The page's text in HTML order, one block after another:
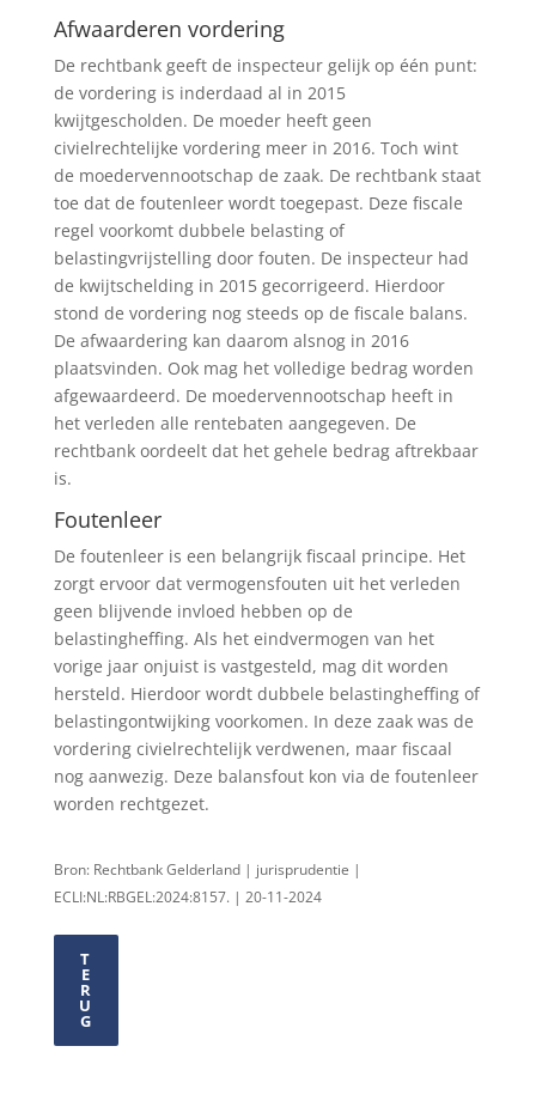
Afwaarderen vordering
De rechtbank geeft de inspecteur gelijk op één punt:
de vordering is inderdaad al in 2015
kwijtgescholden. De moeder heeft geen
civielrechtelijke vordering meer in 2016. Toch wint
de moedervennootschap de zaak. De rechtbank staat
toe dat de foutenleer wordt toegepast. Deze fiscale
regel voorkomt dubbele belasting of
belastingvrijstelling door fouten. De inspecteur had
de kwijtschelding in 2015 gecorrigeerd. Hierdoor
stond de vordering nog steeds op de fiscale balans.
De afwaardering kan daarom alsnog in 2016
plaatsvinden. Ook mag het volledige bedrag worden
afgewaardeerd. De moedervennootschap heeft in
het verleden alle rentebaten aangegeven. De
rechtbank oordeelt dat het gehele bedrag aftrekbaar
is.
Foutenleer
De foutenleer is een belangrijk fiscaal principe. Het
zorgt ervoor dat vermogensfouten uit het verleden
geen blijvende invloed hebben op de
belastingheffing. Als het eindvermogen van het
vorige jaar onjuist is vastgesteld, mag dit worden
hersteld. Hierdoor wordt dubbele belastingheffing of
belastingontwijking voorkomen. In deze zaak was de
vordering civielrechtelijk verdwenen, maar fiscaal
nog aanwezig. Deze balansfout kon via de foutenleer
worden rechtgezet.
Bron: Rechtbank Gelderland | jurisprudentie |
ECLI:NL:RBGEL:2024:8157. | 20-11-2024
T
E
R
U
G